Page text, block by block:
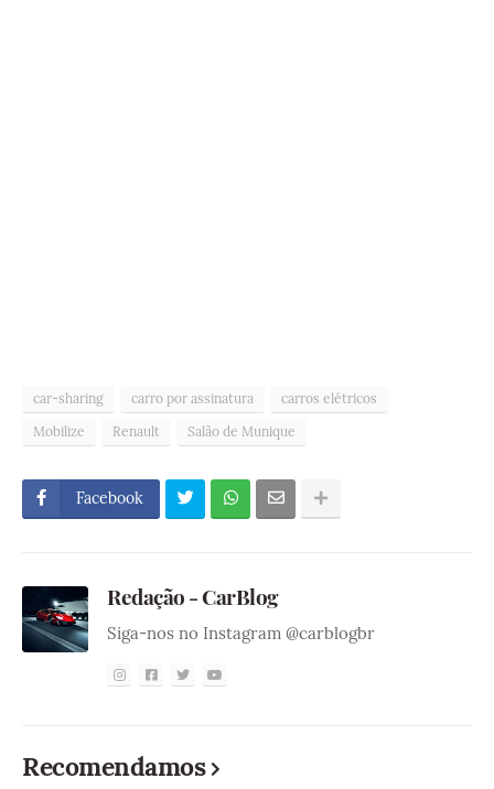
car-sharing carro por assinatura
carros elétricos
Mobilize
Renault Salão de Munique
Facebook
Redação - CarBlog
Siga-nos no Instagram @carblogbr
Recomendamos